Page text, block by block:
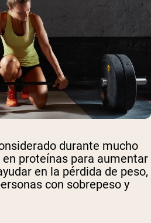
durante mucho
proteínas para aumentar
en la pérdida de peso,
con sobrepeso y